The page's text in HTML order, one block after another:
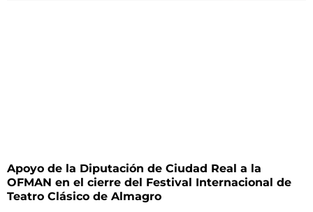
Apoyo de la Diputación de Ciudad Real a la
OFMAN en el cierre del Festival Internacional de
Teatro Clásico de Almagro